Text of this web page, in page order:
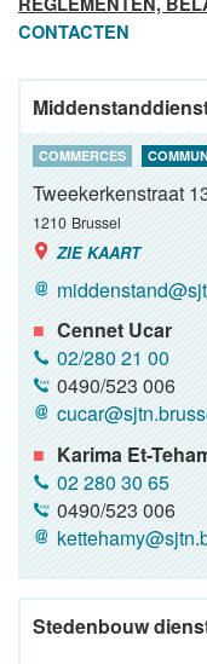
CONTACTEN
COMMERCES
Tweekerkenstraat
1210 Brussel
ZIE KAART
Cennet Ucar
02/280 21 00
0490/523 006
Karima Et-
02 280 30 65
0490/523 006
Stedenbouw